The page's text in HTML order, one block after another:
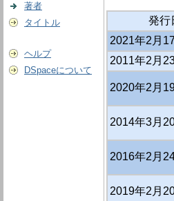
著者
タイトル
ヘルプ
DSpaceについて
発行
2021年2月
2011年2月
2020年2月
2014年3月
2016年2月
2019年2月